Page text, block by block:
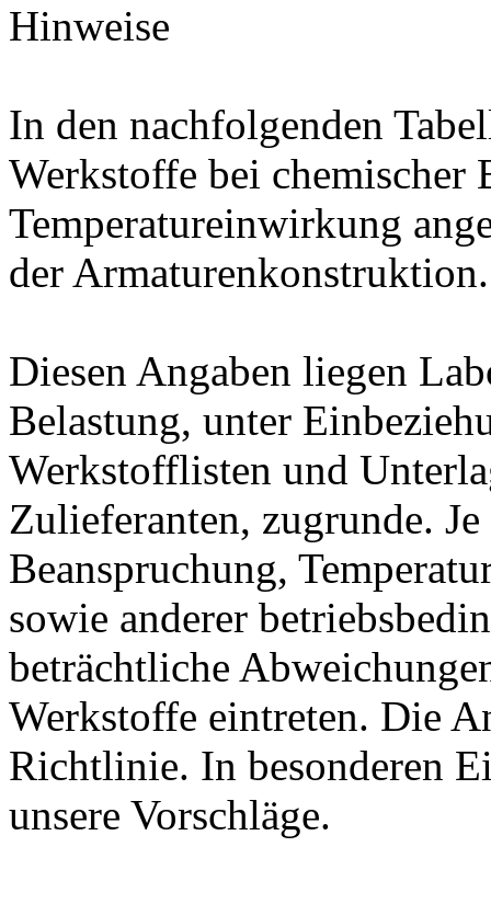
Hinweise
In den nachfolgenden
Werkstoffe bei chemischer
Temperatureinwirkung
der Armaturenkonstruktion.
Diesen Angaben liegen
Belastung, unter
Werkstofflisten und
Zulieferanten, zugrunde.
Beanspruchung,
sowie anderer
beträchtliche
Werkstoffe eintreten. Die
Richtlinie. In besonderen
unsere Vorschläge.